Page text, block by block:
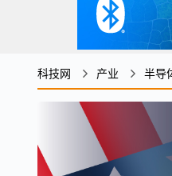
科技网 产业 半导